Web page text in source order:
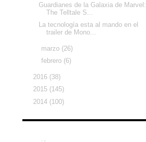
Guardianes de la Galaxia de Marvel:
The Telltale S...
La tecnología esta al mando en el
trailer de Mono...
marzo (26)
febrero (6)
2016 (38)
2015 (145)
2014 (100)